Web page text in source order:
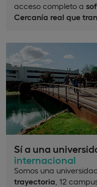
acceso completo a
Cercanía real que
Sí a una
internacional
Somos una
trayectoria , 12